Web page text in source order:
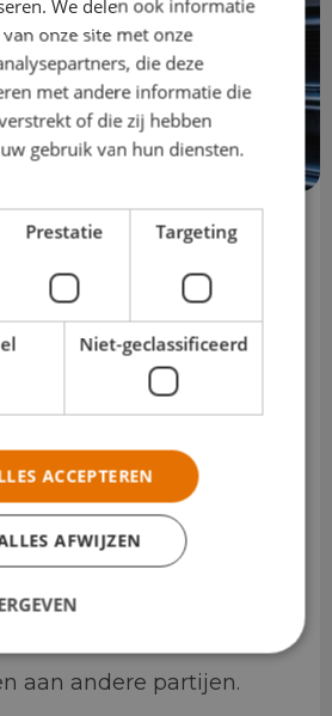
betalen slechts 9
plaats van 12 maanden
aan met
zodat er geen
vakantieweken. In
in de
aan andere partijen.
We delen ook informatie
onze site met onze
die deze
met andere informatie die
of die zij hebben
gebruik van hun diensten.
Prestatie Targeting
Niet-geclassificeerd
ACCEPTEREN
AFWIJZEN